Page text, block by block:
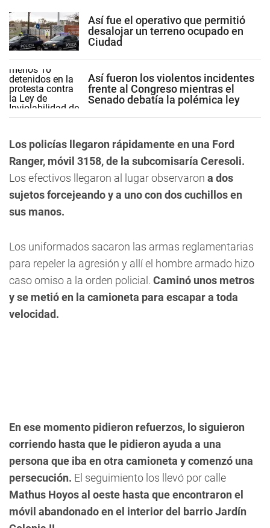
Así fue el operativo que permitió
desalojar un terreno ocupado en
Ciudad
Así fueron los violentos incidentes
frente al Congreso mientras el
Senado debatía la polémica ley
Los policías llegaron rápidamente en una Ford
Ranger, móvil 3158, de la subcomisaría Ceresoli.
Los efectivos llegaron al lugar observaron a dos
sujetos forcejeando y a uno con dos cuchillos en
sus manos.
Los uniformados sacaron las armas reglamentarias
para repeler la agresión y allí el hombre armado hizo
caso omiso a la orden policial. Caminó unos metros
y se metió en la camioneta para escapar a toda
velocidad.
En ese momento pidieron refuerzos, lo siguieron
corriendo hasta que le pidieron ayuda a una
persona que iba en otra camioneta y comenzó una
persecución. El seguimiento los llevó por calle
Mathus Hoyos al oeste hasta que encontraron el
móvil abandonado en el interior del barrio Jardín